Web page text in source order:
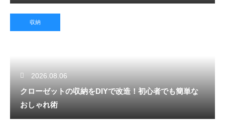
収納
2026.08.06
クローゼットの収納をDIYで改造！初心者でも簡単な
おしゃれ術